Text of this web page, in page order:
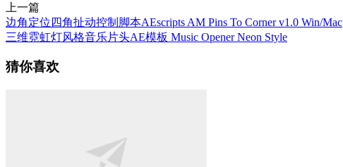
上一篇
边角定位四角扯动控制脚本AEscripts AM Pins To Corner v1.0 Win/Mac
三维霓虹灯风格音乐片头AE模板 Music Opener Neon Style
猜你喜欢